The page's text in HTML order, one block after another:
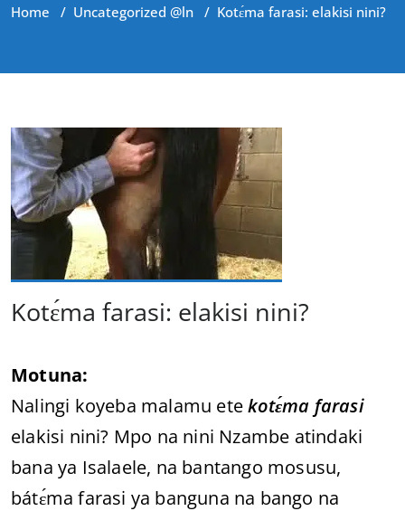
Home / Uncategorized @ln / Kotɛ́ma farasi: elakisi nini?
Kotɛ́ma farasi: elakisi nini?
Motuna:
Nalingi koyeba malamu etekotɛ́ma farasi
elakisi nini? Mpo na nini Nzambe atindaki
bana ya Isalaele, na bantango mosusu,
bátɛ́ma farasi ya banguna na bango na